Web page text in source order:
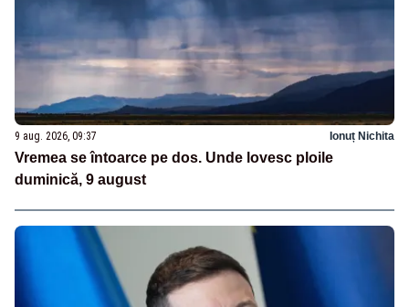
9 aug. 2026, 09:37 Ionuț Nichita
Vremea se întoarce pe dos. Unde lovesc ploile
duminică, 9 august